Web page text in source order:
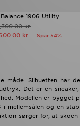
Balance 1906 Utility
kr.
kr. Spar 54%
måde. Silhuetten har
Det er en
Modellen er bygget
og en
sørger for, at